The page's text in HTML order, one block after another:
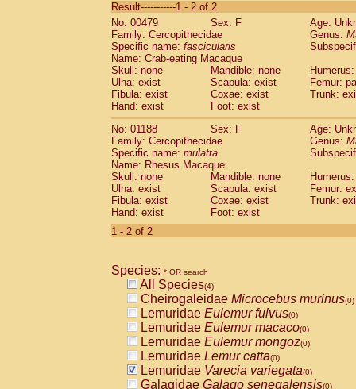
CebidaeSaguinus labiatus(0)
Cebidae Saguinus leucopus (0)
CebidaeSaguinus midas
CebidaeSaguinus mystax
Cebidae Saguinus nigricollis (1)
Cebidae Saguinus oedipus
Cebidae Saguinus weddelli
Cebidae Saguinusspp.
Cebidae Aotus trivirgatus
CebidaeCebus albifrons
CebidaeCebus apella
CebidaeCebus capucinus
Cebidae Cebus nigrivittatus
Cebidae Cebusspp.(0)
Cebidae Saimiri boliviensis
CebidaeSaimiri sciureus(0)
AtelidaeAlouatta caraya(0)
Atelidae Alouatta seniculus
AtelidaeAlouatta
AtelidaeAteles belzebuth(0)
AtelidaeAteles geoffroyi(0)
AtelidaeAteles paniscus(0)
AtelidaeAtelesspp. (0)
AtelidaeLagothrix lagothricha
AtelidaeLagothrix lagothricha cana
PitheciidaeCacajao calvus
Result-----------1 - 2 of 2
No: 00479
Sex: F
Age:
Family: Cercopithecidae
Genus:
Specific name: fascicularis
Name: Crab-eating Macaque
Skull: none
Mandible: none
Ulna: exist
Scapula: exist
Femur:
Fibula: exist
Coxae: exist
Trunk:
Hand: exist
Foot: exist
No: 01188
Sex: F
Age:
Family: Cercopithecidae
Genus:
Specific name: mulatta
Name: Rhesus Macaque
Skull: none
Mandible: none
Ulna: exist
Scapula: exist
Femur:
Fibula: exist
Coxae: exist
Trunk:
Hand: exist
Foot: exist
1 - 2 of 2
Species: * OR search
All Species(4)
Cheirogaleidae Microcebus murinus(0)
Lemuridae Eulemur fulvus(0)
Lemuridae Eulemur macaco(0)
Lemuridae Eulemur mongoz(0)
Lemuridae Lemur catta(0)
Lemuridae Varecia variegata(0)
Galagidae Galago senegalensis(0)